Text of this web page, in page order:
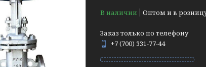
В наличии
Оптом и в
Заказ только по телефону
+7 (700) 331-77-44